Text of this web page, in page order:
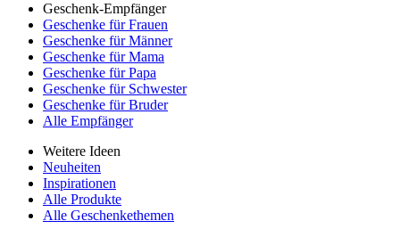
Geschenk-Empfänger
Geschenke für Frauen
Geschenke für Männer
Geschenke für Mama
Geschenke für Papa
Geschenke für Schwester
Geschenke für Bruder
Alle Empfänger
Weitere Ideen
Neuheiten
Inspirationen
Alle Produkte
Alle Geschenkethemen